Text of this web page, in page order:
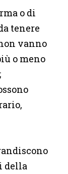
o di
tenere
vanno
o meno
della